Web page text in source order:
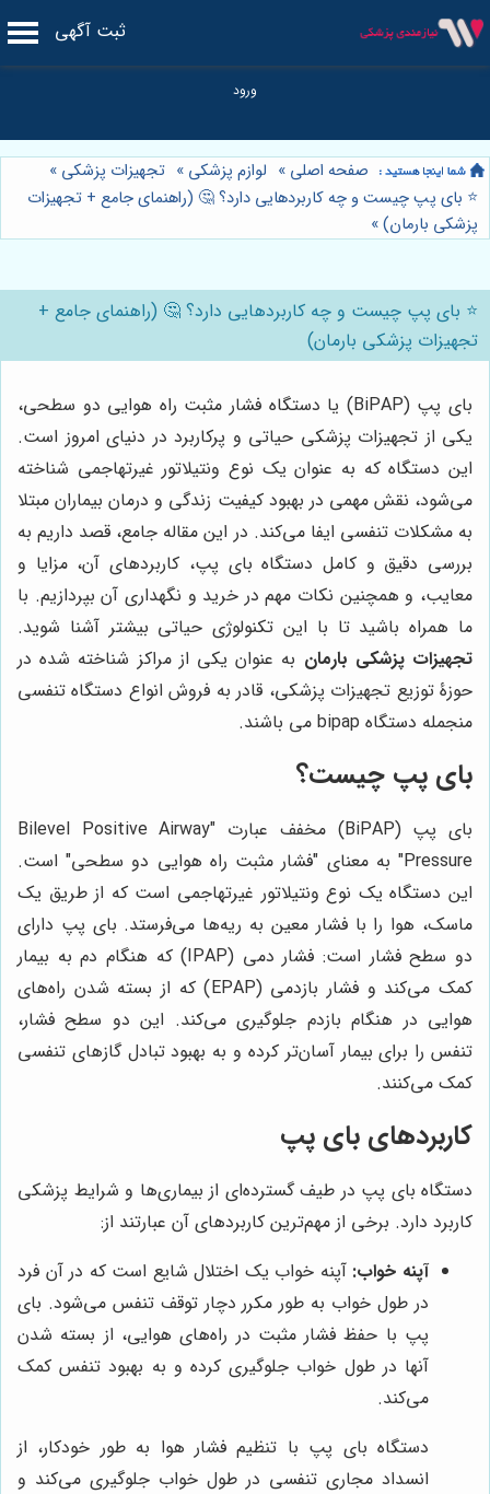
ثبت آگهی
صفحه اصلی » لوازم پزشکی » تجهیزات پزشکی »
⭐️ بای پپ چیست و چه کاربردهایی دارد؟ 🤔 (راهنمای جامع + تجهیزات
پزشکی بارمان)»
⭐️ بای پپ چیست و چه کاربردهایی دارد؟ 🤔 (راهنمای جامع +
تجهیزات پزشکی بارمان)
بای پپ (BiPAP) یا دستگاه فشار مثبت راه هوایی دو سطحی،
یکی از تجهیزات پزشکی حیاتی و پرکاربرد در دنیای امروز است.
این دستگاه که به عنوان یک نوع ونتیلاتور غیرتهاجمی شناخته
می‌شود، نقش مهمی در بهبود کیفیت زندگی و درمان بیماران مبتلا
به مشکلات تنفسی ایفا می‌کند. در این مقاله جامع، قصد داریم به
بررسی دقیق و کامل دستگاه بای پپ، کاربردهای آن، مزایا و
معایب، و همچنین نکات مهم در خرید و نگهداری آن بپردازیم. با
ما همراه باشید تا با این تکنولوژی حیاتی بیشتر آشنا شوید.
تجهیزات پزشکی بارمان به عنوان یکی از مراکز شناخته شده در
حوزۀ توزیع تجهیزات پزشکی، قادر به فروش انواع دستگاه تنفسی
منجمله دستگاه bipap می باشند.
بای پپ چیست؟
بای پپ (BiPAP) مخفف عبارت "Bilevel Positive Airway
Pressure" به معنای "فشار مثبت راه هوایی دو سطحی" است.
این دستگاه یک نوع ونتیلاتور غیرتهاجمی است که از طریق یک
ماسک، هوا را با فشار معین به ریه‌ها می‌فرستد. بای پپ دارای
دو سطح فشار است: فشار دمی (IPAP) که هنگام دم به بیمار
کمک می‌کند و فشار بازدمی (EPAP) که از بسته شدن راه‌های
هوایی در هنگام بازدم جلوگیری می‌کند. این دو سطح فشار،
تنفس را برای بیمار آسان‌تر کرده و به بهبود تبادل گازهای تنفسی
کمک می‌کنند.
کاربردهای بای پپ
دستگاه بای پپ در طیف گسترده‌ای از بیماری‌ها و شرایط پزشکی
کاربرد دارد. برخی از مهم‌ترین کاربردهای آن عبارتند از:
آپنه خواب: آپنه خواب یک اختلال شایع است که در آن فرد
در طول خواب به طور مکرر دچار توقف تنفس می‌شود. بای
پپ با حفظ فشار مثبت در راه‌های هوایی، از بسته شدن
آنها در طول خواب جلوگیری کرده و به بهبود تنفس کمک
می‌کند.
دستگاه بای پپ با تنظیم فشار هوا به طور خودکار، از
انسداد مجاری تنفسی در طول خواب جلوگیری می‌کند و